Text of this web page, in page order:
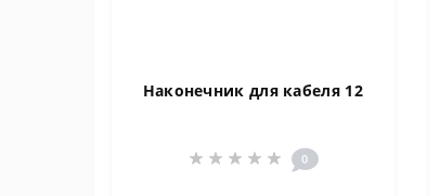
Наконечник для кабеля 12
0